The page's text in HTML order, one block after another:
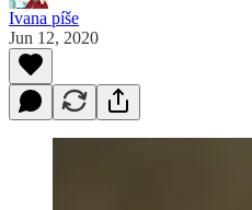
Ivana píše
Jun 12, 2020